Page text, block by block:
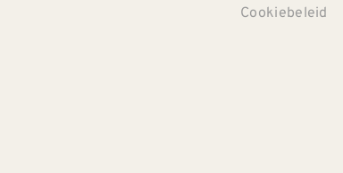
Cookiebeleid